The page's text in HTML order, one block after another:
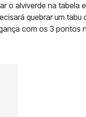
o alviverde na tabela e
quebrar um tabu
com os 3 pontos